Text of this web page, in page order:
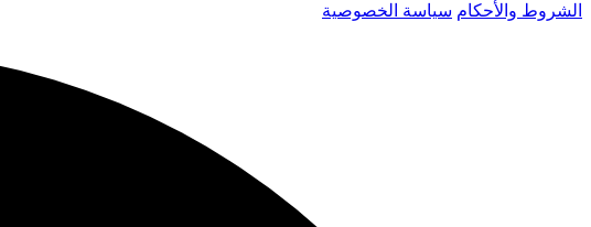
الشروط والأحكام سياسة الخصوصية